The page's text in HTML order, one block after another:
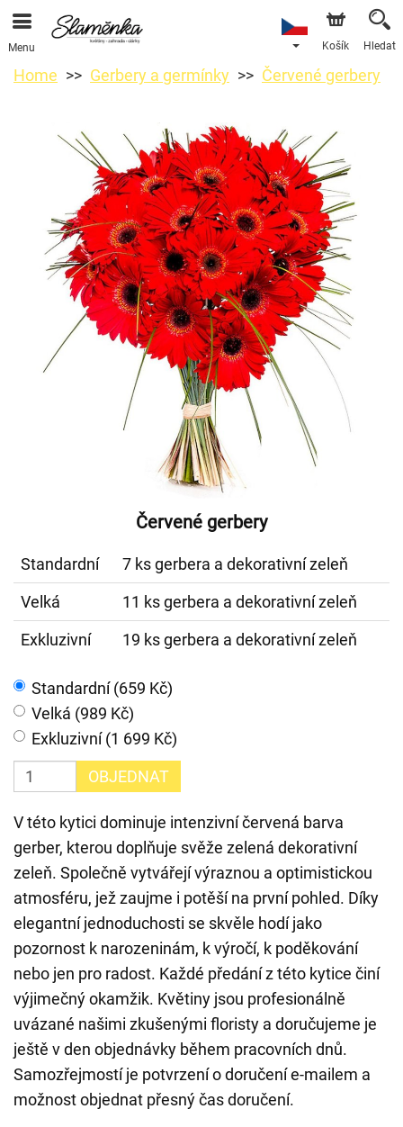
Menu Košík Hledat
Home Gerbery a germínky Červené gerbery
Červené gerbery
Standardní
7 ks gerbera a dekorativní zeleň
Velká
11 ks gerbera a dekorativní zeleň
Exkluzivní
19 ks gerbera a dekorativní zeleň
Standardní (659 Kč)
Velká (989 Kč)
Exkluzivní (1 699 Kč)
OBJEDNAT
V této kytici dominuje intenzivní červená barva
gerber, kterou doplňuje svěže zelená dekorativní
zeleň. Společně vytvářejí výraznou a optimistickou
atmosféru, jež zaujme i potěší na první pohled. Díky
elegantní jednoduchosti se skvěle hodí jako
pozornost k narozeninám, k výročí, k poděkování
nebo jen pro radost. Každé předání z této kytice činí
výjimečný okamžik. Květiny jsou profesionálně
uvázané našimi zkušenými floristy a doručujeme je
ještě v den objednávky během pracovních dnů.
Samozřejmostí je potvrzení o doručení e-mailem a
možnost objednat přesný čas doručení.